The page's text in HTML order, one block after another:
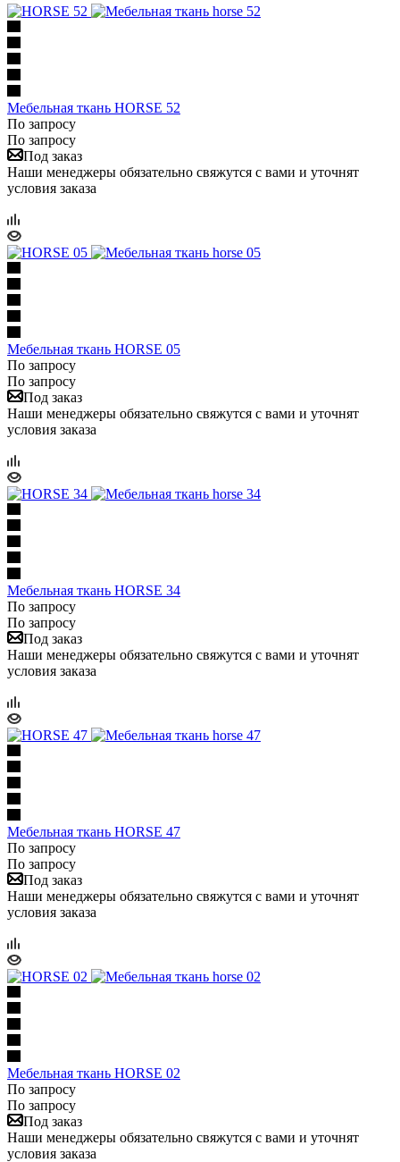
Мебельная ткань HORSE 52
По запросу
По запросу
Под заказ
Наши менеджеры обязательно свяжутся с вами и уточнят
условия заказа
Мебельная ткань HORSE 05
По запросу
По запросу
Под заказ
Наши менеджеры обязательно свяжутся с вами и уточнят
условия заказа
Мебельная ткань HORSE 34
По запросу
По запросу
Под заказ
Наши менеджеры обязательно свяжутся с вами и уточнят
условия заказа
Мебельная ткань HORSE 47
По запросу
По запросу
Под заказ
Наши менеджеры обязательно свяжутся с вами и уточнят
условия заказа
Мебельная ткань HORSE 02
По запросу
По запросу
Под заказ
Наши менеджеры обязательно свяжутся с вами и уточнят
условия заказа